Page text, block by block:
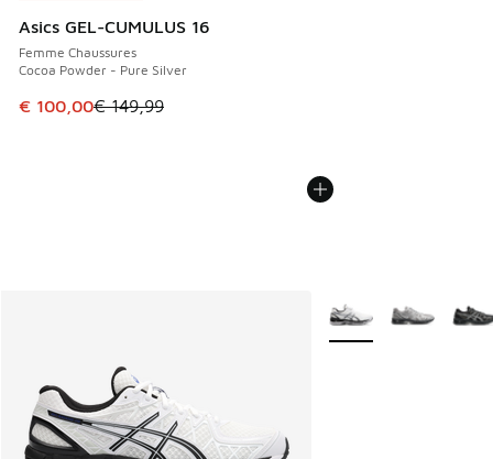
Asics GEL-CUMULUS 16
Femme Chaussures
Cocoa Powder - Pure Silver
Cet article est en promotion. Prix en baisse de € 149,99 à
€ 100,00€ 149,99
Plus de couleurs